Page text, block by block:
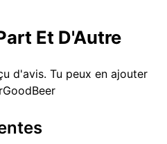
Et D'Autre
d'avis. Tu peux en ajouter